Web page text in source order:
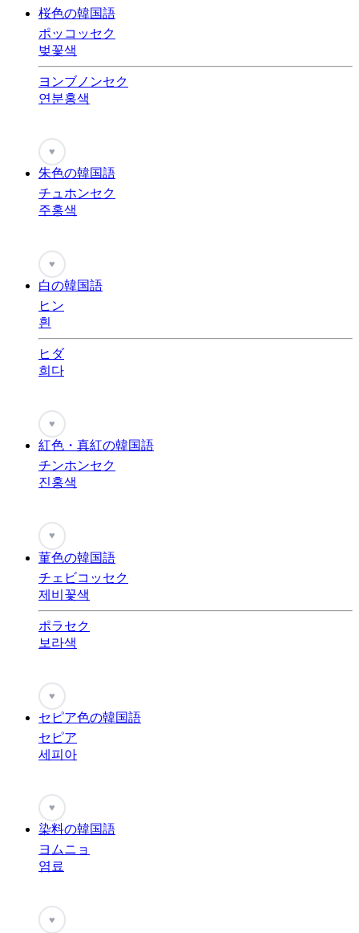
桜色の韓国語
ポッコッセク
벚꽃색
ヨンブノンセク
연분홍색
♥
朱色の韓国語
チュホンセク
주홍색
♥
白の韓国語
ヒン
흰
ヒダ
희다
♥
紅色・真紅の韓国語
チンホンセク
진홍색
♥
菫色の韓国語
チェビコッセク
제비꽃색
ポラセク
보라색
♥
セピア色の韓国語
セピア
세피아
♥
染料の韓国語
ヨムニョ
염료
♥